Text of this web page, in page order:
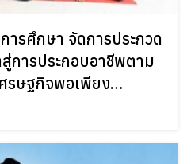
รศึกษา จัดการประกวด
การประกอบอาชีพตาม
รษฐกิจพอเพียง